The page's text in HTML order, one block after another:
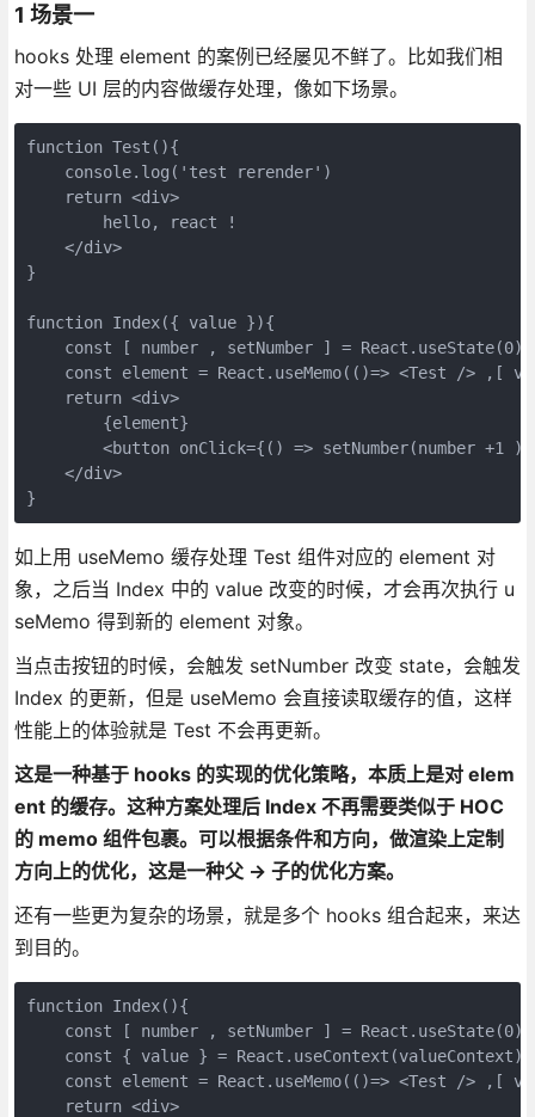
1 场景一
hooks 处理 element 的案例已经屡见不鲜了。比如我们相
对一些 UI 层的内容做缓存处理，像如下场景。
function Test(){
    console.log('test rerender')
    return <div>
        hello, react !
    </div>
}
function Index({ value }){
    const [ number , setNumber ] = React.useState(0)
const element = React.useMemo(()=> <Test /> ,[
    return <div>
        {element}
<button onClick={() => setNumber(number +1
    </div>
如上用 useMemo 缓存处理 Test 组件对应的 element 对
象，之后当 Index 中的 value 改变的时候，才会再次执行 u
seMemo 得到新的 element 对象。
当点击按钮的时候，会触发 setNumber 改变 state，会触发
Index 的更新，但是 useMemo 会直接读取缓存的值，这样
性能上的体验就是 Test 不会再更新。
这是一种基于 hooks 的实现的优化策略，本质上是对 elem
ent 的缓存。这种方案处理后 Index 不再需要类似于 HOC
的 memo 组件包裹。可以根据条件和方向，做渲染上定制
方向上的优化，这是一种父 -> 子的优化方案。
还有一些更为复杂的场景，就是多个 hooks 组合起来，来达
到目的。
function Index(){
    const [ number , setNumber ] = React.useState(0)
    const { value } = React.useContext(valueContext)
const element = React.useMemo(()=> <Test /> ,[
    return <div>